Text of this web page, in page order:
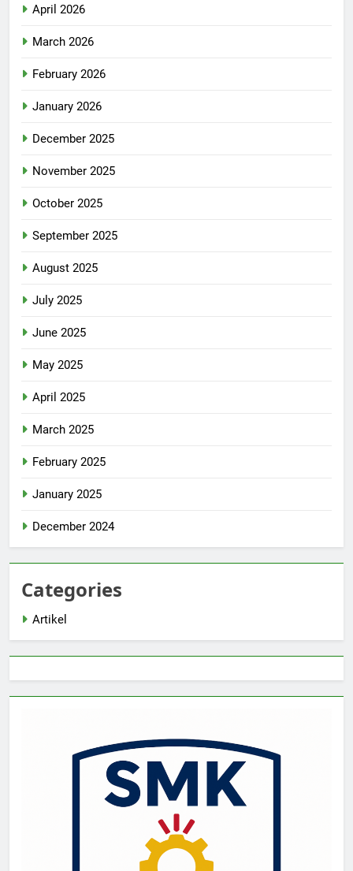
April 2026
March 2026
February 2026
January 2026
December 2025
November 2025
October 2025
September 2025
August 2025
July 2025
June 2025
May 2025
April 2025
March 2025
February 2025
January 2025
December 2024
Categories
Artikel